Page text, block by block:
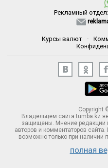
Рекламный отдел:
Курсы валют ·
Copyright
Владельцем сайта tumba.kz
защищены. Мнение редакции
авторов и комментаторов
возможно только при наличии
полная